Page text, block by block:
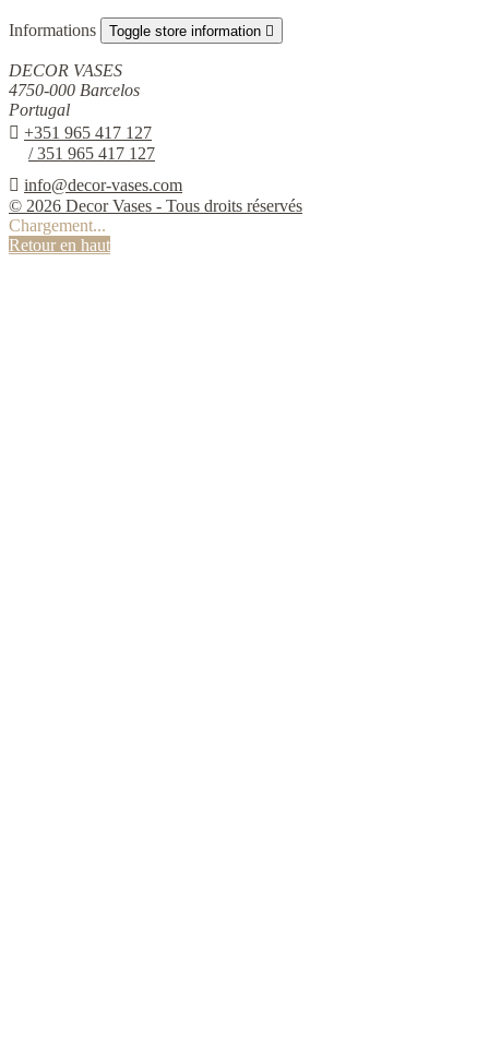
Informations Toggle store information 
DECOR VASES
4750-000 Barcelos
Portugal
 +351 965 417 127
/ 351 965 417 127
 info@decor-vases.com
© 2026 Decor Vases - Tous droits réservés
Chargement...
Retour en haut